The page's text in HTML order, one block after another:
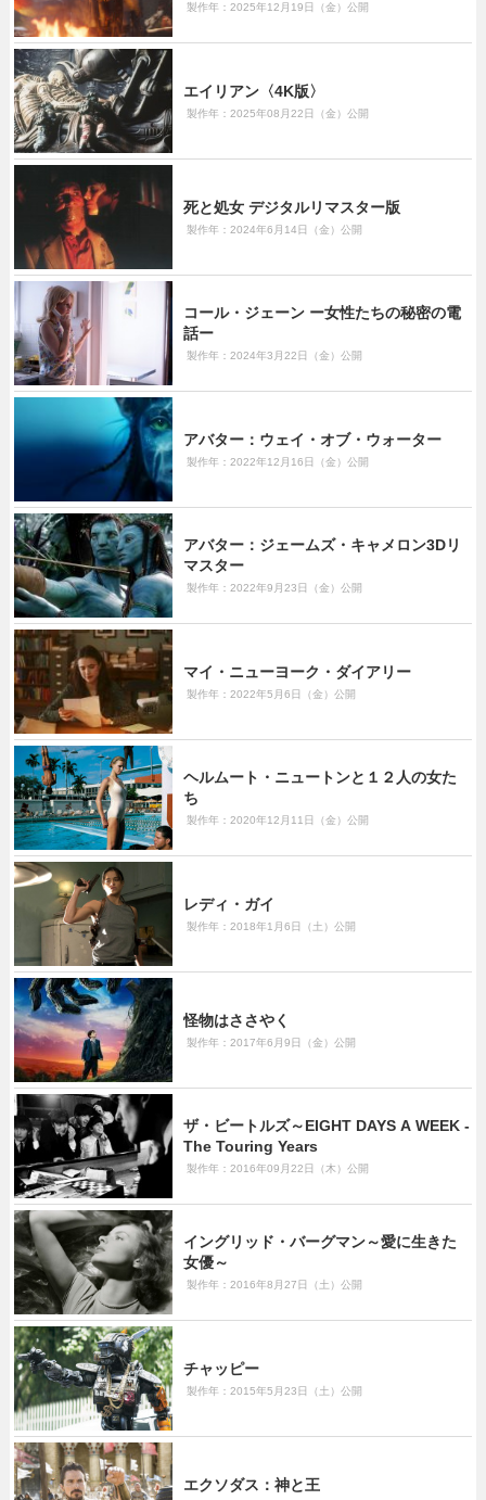
製作年：2025年12月19日（金）公開
エイリアン〈4K版〉
製作年：2025年08月22日（金）公開
死と処女 デジタルリマスター版
製作年：2024年6月14日（金）公開
コール・ジェーン ー女性たちの秘密の電
話ー
製作年：2024年3月22日（金）公開
アバター：ウェイ・オブ・ウォーター
製作年：2022年12月16日（金）公開
アバター：ジェームズ・キャメロン3Dリ
マスター
製作年：2022年9月23日（金）公開
マイ・ニューヨーク・ダイアリー
製作年：2022年5月6日（金）公開
ヘルムート・ニュートンと１２人の女た
ち
製作年：2020年12月11日（金）公開
レディ・ガイ
製作年：2018年1月6日（土）公開
怪物はささやく
製作年：2017年6月9日（金）公開
ザ・ビートルズ～EIGHT DAYS A WEEK ‐
The Touring Years
製作年：2016年09月22日（木）公開
イングリッド・バーグマン～愛に生きた
女優～
製作年：2016年8月27日（土）公開
チャッピー
製作年：2015年5月23日（土）公開
エクソダス：神と王